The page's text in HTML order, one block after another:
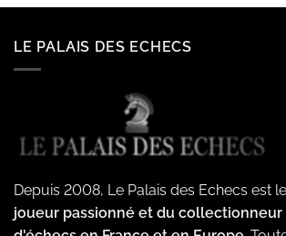
LE PALAIS DES ECHECS
Depuis 2008, Le Palais des Echecs est le
joueur passionné et du collectionneur